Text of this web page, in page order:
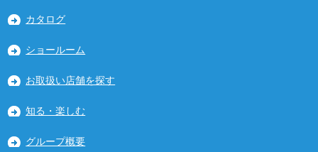
カタログ
ショールーム
お取扱い店舗を探す
知る・楽しむ
グループ概要